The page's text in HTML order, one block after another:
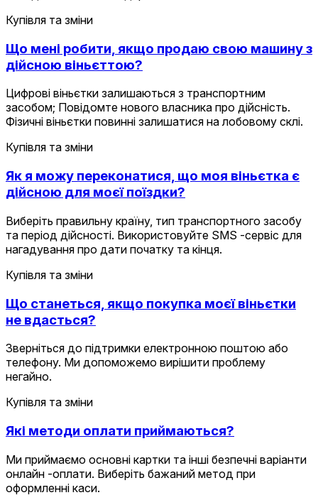
Купівля та зміни
Що мені робити, якщо продаю свою машину з
дійсною віньєттою?
Цифрові віньєтки залишаються з транспортним
засобом; Повідомте нового власника про дійсність.
Фізичні віньєтки повинні залишатися на лобовому склі.
Купівля та зміни
Як я можу переконатися, що моя віньєтка є
дійсною для моєї поїздки?
Виберіть правильну країну, тип транспортного засобу
та період дійсності. Використовуйте SMS -сервіс для
нагадування про дати початку та кінця.
Купівля та зміни
Що станеться, якщо покупка моєї віньєтки
не вдасться?
Зверніться до підтримки електронною поштою або
телефону. Ми допоможемо вирішити проблему
негайно.
Купівля та зміни
Які методи оплати приймаються?
Ми приймаємо основні картки та інші безпечні варіанти
онлайн -оплати. Виберіть бажаний метод при
оформленні каси.